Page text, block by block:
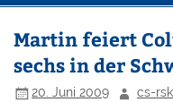
Martin feiert
sechs in der
20. Juni 2009 cs-rsk